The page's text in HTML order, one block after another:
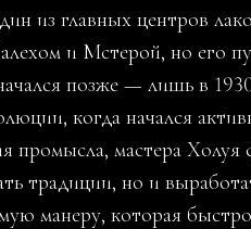
из главных центров
и Мстерой, но его
позже — лишь в
когда начался
промысла, мастера Холуя
традиции, но и
манеру, которая быстро